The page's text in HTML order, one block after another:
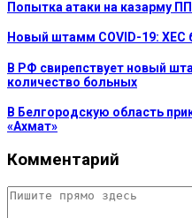
Попытка атаки на казарму
Новый штамм COVID-19: XEC
В РФ свирепствует новый
количество больных
В Белгородскую область
«Ахмат»
Комментарий